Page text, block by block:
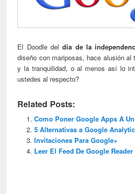
El Doodle deldía de la
diseño con mariposas, hace alusión
y la tranquilidad, o al menos así lo
ustedes al respecto?
Related Posts:
Como Poner Google Apps A
5 Alternativas a Google
Invitaciones Para Google+
Leer El Feed De Google